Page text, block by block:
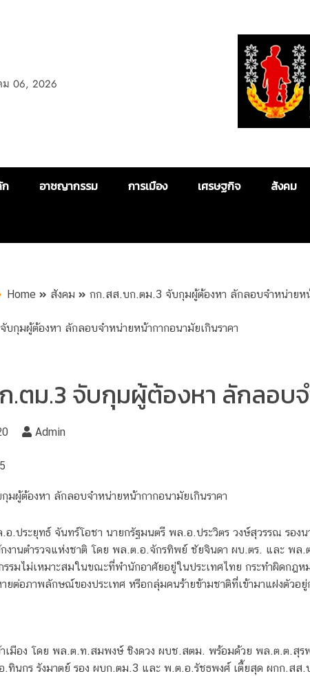
06, 2026
อาชญากรรม การเมือง เศรษฐกิจ สังคม
Home สังคม กก.สส.บก.ตม.3 จับกุมผู้ต้องหา ลักลอบจำหน่ายหน้
.ตม.3 จับกุมผู้ต้องหา ลักลอบ
Admin
ผู้ต้องหา ลักลอบจำหน่ายหน้ากากอนามัยเกินราคา
.ประยุทธ์ จันทร์โอชา นายกรัฐมนตรี พล.อ.ประวิตร วงษ์สุวรรณ รอง
งานตำรวจแห่งชาติ โดย พล.ต.อ.จักรทิพย์ ชัยจินดา ผบ.ตร. และ พ
รรมไม่เหมาะสมในขณะที่พำนักอาศัยอยู่ในประเทศไทย กระทำผิดก
ยต่อภาพลักษณ์ของประเทศ หรือกลุ่มคนร้ายข้ามชาติที่เข้ามาแฝงตัวอ
าเมือง โดย พล.ต.ท.สมพงษ์ ชิงดวง ผบช.สตม. พร้อมด้วย พล.ต.ต
.ทินกร รังมาตย์ รอง ผบก.ตม.3 และ พ.ต.อ.รัชธพงศ์ เตี้ยสุด ผกก.สส